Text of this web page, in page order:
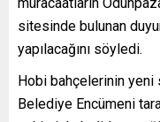
sitesinde bulunan
yapılacağını söyledi.
Hobi bahçelerinin yeni
Belediye Encümeni